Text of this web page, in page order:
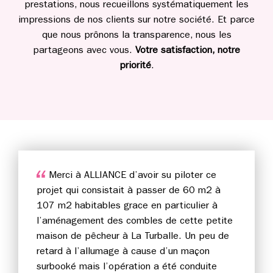
prestations, nous recueillons systématiquement les
impressions de nos clients sur notre société. Et parce
que nous prônons la transparence, nous les
partageons avec vous. Votre satisfaction, notre
priorité.
Merci à ALLIANCE d’avoir su piloter ce
projet qui consistait à passer de 60 m2 à
107 m2 habitables grace en particulier à
l’aménagement des combles de cette petite
maison de pêcheur à La Turballe. Un peu de
retard à l’allumage à cause d’un maçon
surbooké mais l’opération a été conduite